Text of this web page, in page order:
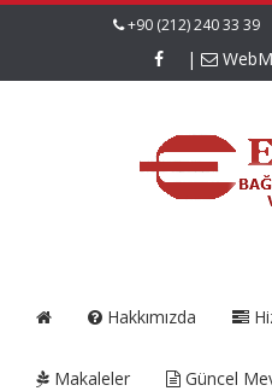
+90 (212) 240 33 39
|
Hakkımızda
Makaleler Güncel